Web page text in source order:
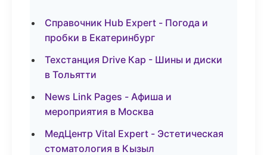
Справочник Hub Expert - Погода и
пробки в Екатеринбург
Техстанция Drive Кар - Шины и диски
в Тольятти
News Link Pages - Афиша и
мероприятия в Москва
МедЦентр Vital Expert - Эстетическая
стоматология в Кызыл